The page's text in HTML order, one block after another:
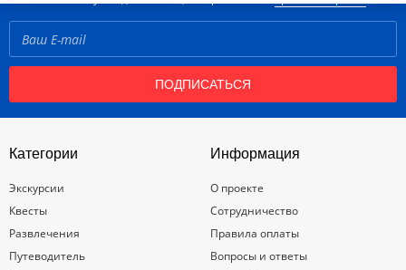
ПОДПИСАТЬСЯ
Категории
Экскурсии
Квесты
Развлечения
Путеводитель
Информация
О проекте
Сотрудничество
Правила оплаты
Вопросы и ответы